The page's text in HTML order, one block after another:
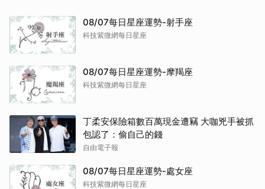
08/07每日星座運勢-射手座
科技紫微網每日星座
08/07每日星座運勢-摩羯座
科技紫微網每日星座
丁柔安保險箱數百萬現金遭竊 大咖兇手被抓
包認了：偷自己的錢
自由電子報
08/07每日星座運勢-處女座
科技紫微網每日星座
取消